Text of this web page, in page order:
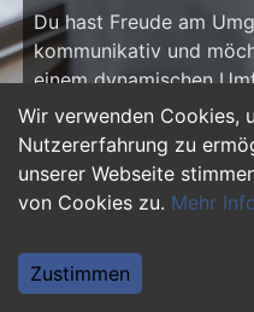
Wir verwenden Cookies,
Nutzererfahrung zu
unserer Webseite
von Cookies zu. Mehr
Zustimmen
Du hast Freude am
kommunikativ und
einem dynamischen
du aufvertriebler-
findest du zahlreiche
Einstiegsjobs im
Vertriebspositionen
Vertriebler und